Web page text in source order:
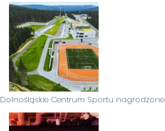
Dolnośląskie Centrum Sportu nagrodzone